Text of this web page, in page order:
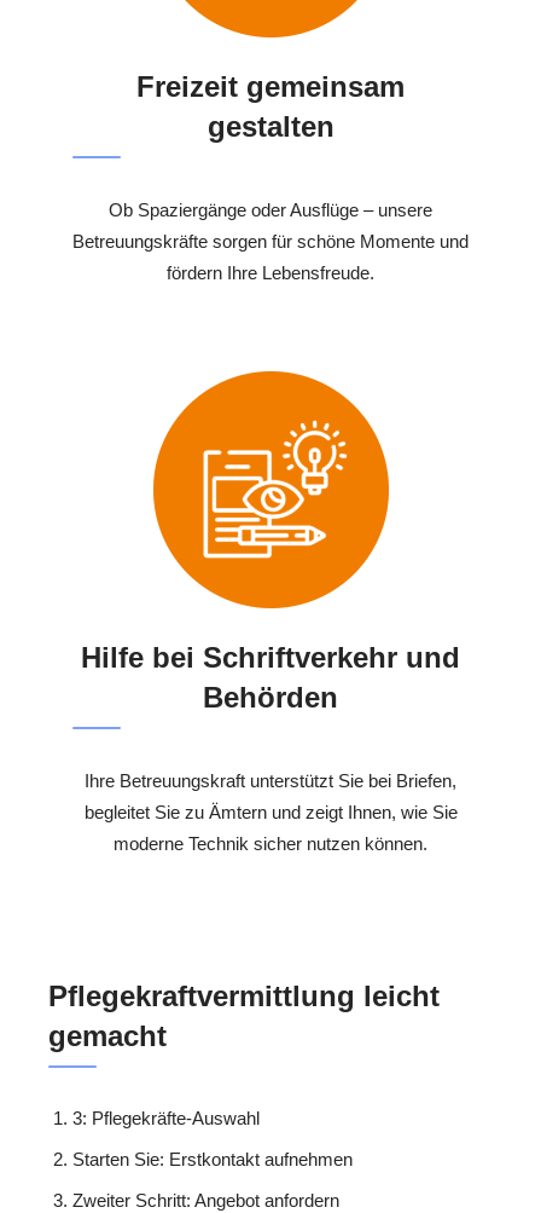
Freizeit gemeinsam
gestalten
Ob Spaziergänge oder Ausflüge – unsere
Betreuungskräfte sorgen für schöne Momente und
fördern Ihre Lebensfreude.
Hilfe bei Schriftverkehr und
Behörden
Ihre Betreuungskraft unterstützt Sie bei Briefen,
begleitet Sie zu Ämtern und zeigt Ihnen, wie Sie
moderne Technik sicher nutzen können.
Pflegekraftvermittlung leicht
gemacht
3: Pflegekräfte-Auswahl
Starten Sie: Erstkontakt aufnehmen
Zweiter Schritt: Angebot anfordern